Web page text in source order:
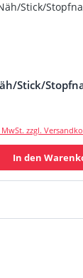
Stick/
zzgl.
In den